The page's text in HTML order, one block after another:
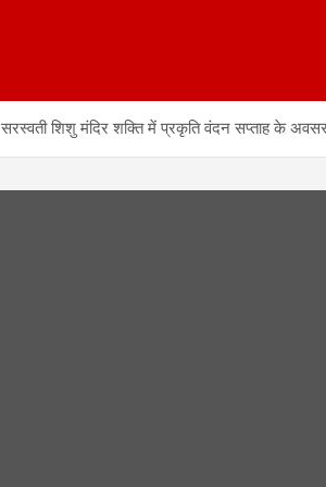
सरस्वती शिशु मंदिर शक्ति में प्रकृति वंदन सप्ताह के